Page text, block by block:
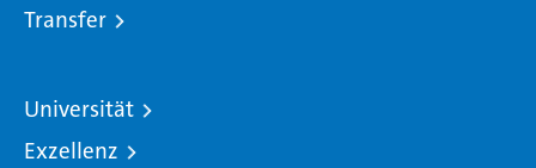
Transfer
Universität
Exzellenz